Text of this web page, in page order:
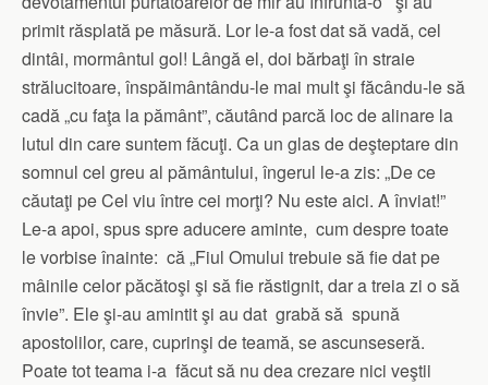
primit răsplată pe măsură. Lor le-a fost dat să vadă, cel
dintâi, mormântul gol! Lângă el, doi bărbaţi în straie
strălucitoare, înspăimântându-le mai mult şi făcându-le să
cadă „cu faţa la pământ”, căutând parcă loc de alinare la
lutul din care suntem făcuţi. Ca un glas de deşteptare din
somnul cel greu al pământului, îngerul le-a zis: „De ce
căutaţi pe Cel viu între cei morţi? Nu este aici. A înviat!”
Le-a apoi, spus spre aducere aminte, cum despre toate
le vorbise înainte: că „Fiul Omului trebuie să fie dat pe
mâinile celor păcătoşi şi să fie răstignit, dar a treia zi o să
învie”. Ele şi-au amintit şi au dat grabă să spună
apostolilor, care, cuprinşi de teamă, se ascunseseră.
Poate tot teama i-a făcut să nu dea crezare nici veştii